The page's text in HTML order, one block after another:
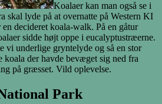
Koalaer kan man også se i
skal lyde på at overnatte på Western KI
decideret koala-walk. På en gåtur
sidde højt oppe i eucalyptustræerne.
vi underlige gryntelyde og så en stor
der havde bevæget sig ned fra
på græsset. Vild oplevelse.
Park